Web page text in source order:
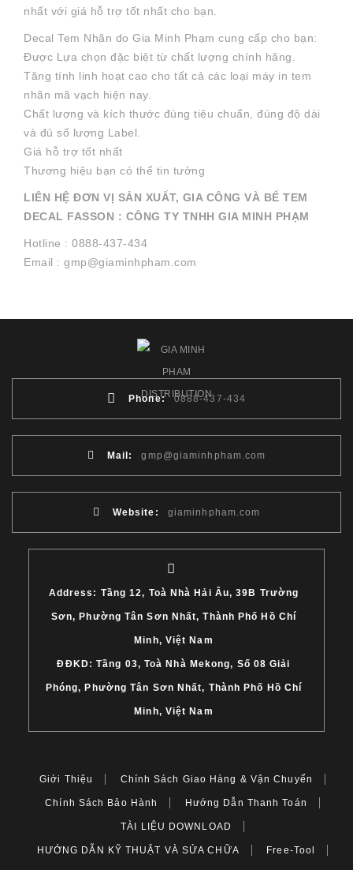
nhất với giá hỗ trợ tốt nhất cho bạn.
Decal Tem Nhãn do Gia Minh Phạm cung cấp cho bạn:
Được Lựa chọn đặc biệt từ chất lượng chính hãng.
Tăng tính linh hoạt cao cho tất cả các loại máy in tem
nhãn mã vạch hiện nay.
Chất lượng và kích thước đúng tiêu chuẩn, đúng độ dài
và đủ số lượng Label.
Giá hỗ trợ tốt nhất
Thương hiệu bạn có thể tin tưởng
LIÊN HỆ ĐƠN VỊ SẢN XUẤT, GIA CÔNG VÀ BẾ TEM
DECAL FASSON : CÔNG TY TNHH GIA MINH PHẠM
Hotline : 0888-437-434
Email : gmp@giaminhpham.com
Phone: 0888-437-434
Mail: gmp@giaminhpham.com
Website: giaminhpham.com
Address: Tầng 12, Toà Nhà Hải Âu, 39B Trường
Sơn, Phường Tân Sơn Nhất, Thành Phố Hồ Chí
Minh, Việt Nam
ĐĐKD: Tầng 03, Toà Nhà Mekong, Số 08 Giải
Phóng, Phường Tân Sơn Nhất, Thành Phố Hồ Chí
Minh, Việt Nam
Giới Thiệu Chính Sách Giao Hàng & Vận Chuyển
Chính Sách Bảo Hành Hướng Dẫn Thanh Toán
TÀI LIỆU DOWNLOAD
HƯỚNG DẪN KỸ THUẬT VÀ SỬA CHỮA Free-Tool